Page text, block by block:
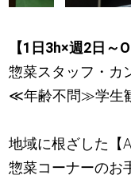
【1日3h×週2日～
惣菜スタッフ・カ
≪年齢不問≫学生
地域に根ざした【
惣菜コーナーのお